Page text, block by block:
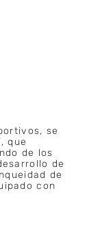
se
que
de los
de
de
con